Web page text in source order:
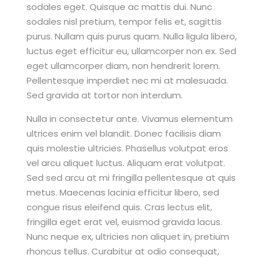
sodales eget. Quisque ac mattis dui. Nunc
sodales nisl pretium, tempor felis et, sagittis
purus. Nullam quis purus quam. Nulla ligula libero,
luctus eget efficitur eu, ullamcorper non ex. Sed
eget ullamcorper diam, non hendrerit lorem.
Pellentesque imperdiet nec mi at malesuada.
Sed gravida at tortor non interdum.
Nulla in consectetur ante. Vivamus elementum
ultrices enim vel blandit. Donec facilisis diam
quis molestie ultricies. Phasellus volutpat eros
vel arcu aliquet luctus. Aliquam erat volutpat.
Sed sed arcu at mi fringilla pellentesque at quis
metus. Maecenas lacinia efficitur libero, sed
congue risus eleifend quis. Cras lectus elit,
fringilla eget erat vel, euismod gravida lacus.
Nunc neque ex, ultricies non aliquet in, pretium
rhoncus tellus. Curabitur at odio consequat,